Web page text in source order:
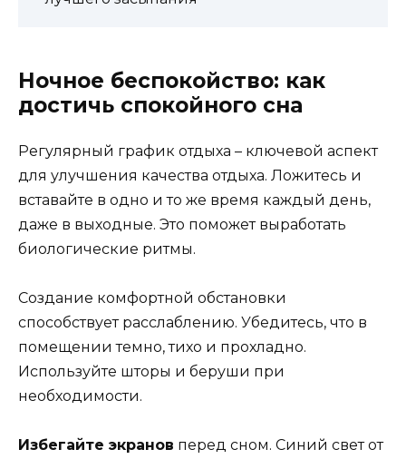
Ночное беспокойство: как
достичь спокойного сна
Регулярный график отдыха – ключевой аспект
для улучшения качества отдыха. Ложитесь и
вставайте в одно и то же время каждый день,
даже в выходные. Это поможет выработать
биологические ритмы.
Создание комфортной обстановки
способствует расслаблению. Убедитесь, что в
помещении темно, тихо и прохладно.
Используйте шторы и беруши при
необходимости.
Избегайте экранов перед сном. Синий свет от